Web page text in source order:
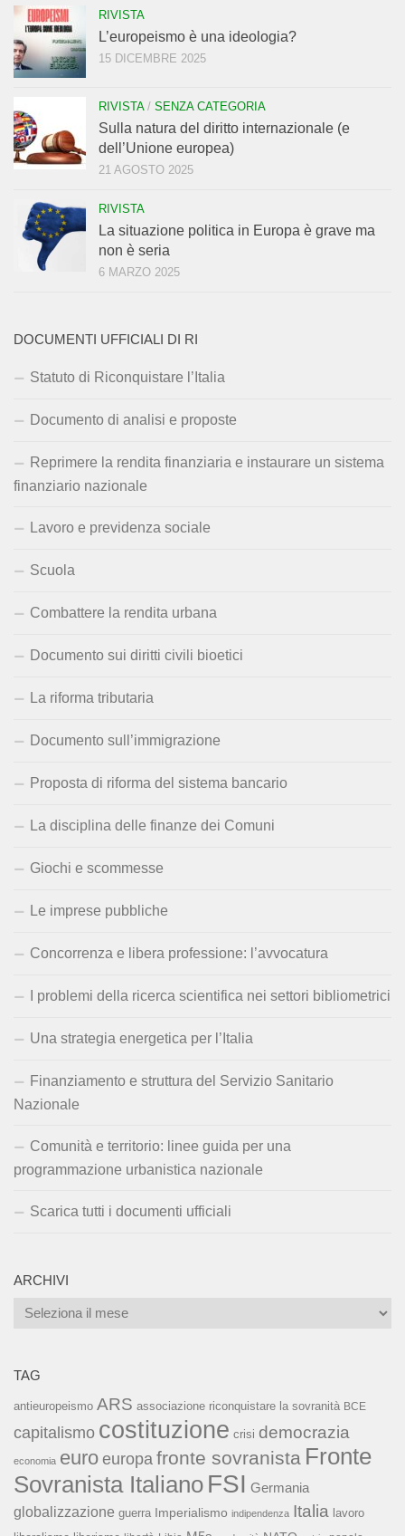
RIVISTA
L’europeismo è una ideologia?
15 DICEMBRE 2025
RIVISTA/ SENZA CATEGORIA
Sulla natura del diritto internazionale (e
dell’Unione europea)
21 AGOSTO 2025
RIVISTA
La situazione politica in Europa è grave ma
non è seria
6 MARZO 2025
DOCUMENTI UFFICIALI DI RI
Statuto di Riconquistare l’Italia
Documento di analisi e proposte
Reprimere la rendita finanziaria e instaurare un sistema
finanziario nazionale
Lavoro e previdenza sociale
Scuola
Combattere la rendita urbana
Documento sui diritti civili bioetici
La riforma tributaria
Documento sull’immigrazione
Proposta di riforma del sistema bancario
La disciplina delle finanze dei Comuni
Giochi e scommesse
Le imprese pubbliche
Concorrenza e libera professione: l’avvocatura
I problemi della ricerca scientifica nei settori bibliometrici
Una strategia energetica per l’Italia
Finanziamento e struttura del Servizio Sanitario
Nazionale
Comunità e territorio: linee guida per una
programmazione urbanistica nazionale
Scarica tutti i documenti ufficiali
ARCHIVI
Archivi
TAG
antieuropeismo ARS associazione riconquistare la sovranità BCE
capitalismo costituzione crisi democrazia
economia euro europa fronte sovranista Fronte
Sovranista Italiano FSI Germania
globalizzazione guerra Imperialismo indipendenza Italia lavoro